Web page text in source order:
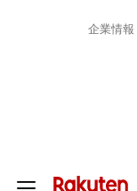
企業情報